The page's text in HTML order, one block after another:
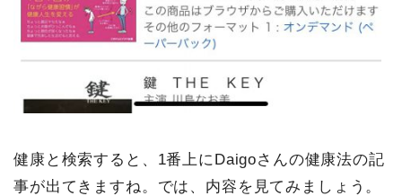
健康と検索すると、1番上にDaigoさんの健康法の記
事が出てきますね。では、内容を見てみましょう。